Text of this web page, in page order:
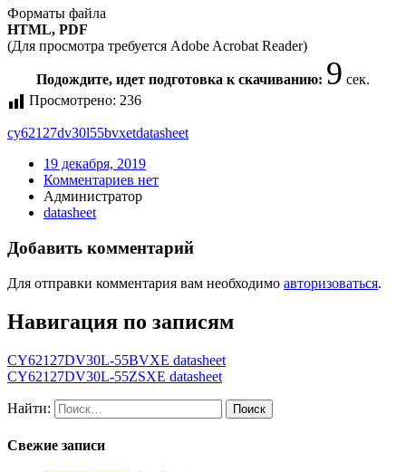
Форматы файла
HTML, PDF
(Для просмотра требуется Adobe Acrobat Reader)
Подождите, идет подготовка к скачиванию: 9 сек.
Просмотрено: 236
cy62127dv30l55bvxetdatasheet
19 декабря, 2019
Комментариев нет
Администратор
datasheet
Добавить комментарий
Для отправки комментария вам необходимо авторизоваться.
Навигация по записям
CY62127DV30L-55BVXE datasheet
CY62127DV30L-55ZSXE datasheet
Найти:
Свежие записи